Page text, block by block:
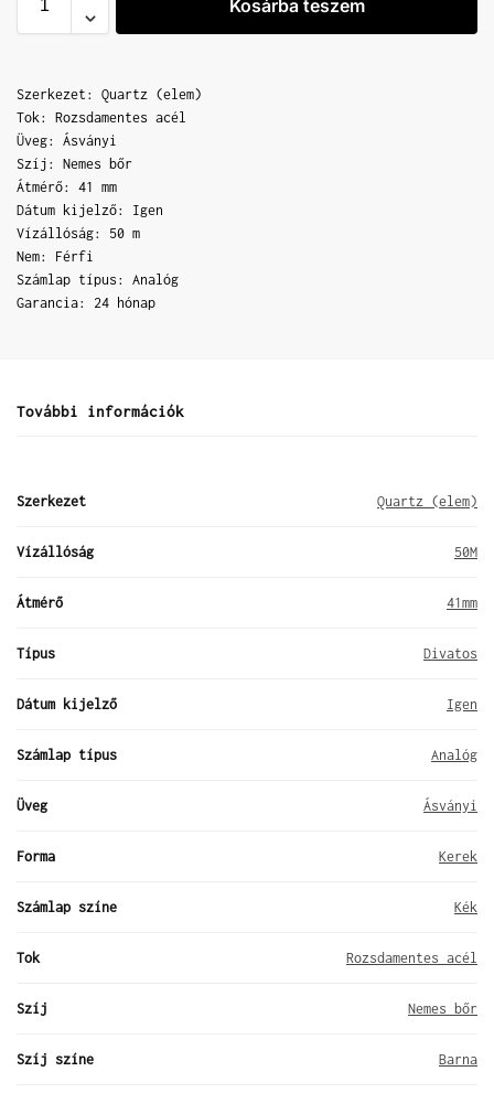
Kosárba teszem
Szerkezet: Quartz (elem)
Tok: Rozsdamentes acél
Üveg: Ásványi
Szíj: Nemes bőr
Átmérő: 41 mm
Dátum kijelző: Igen
Vízállóság: 50 m
Nem: Férfi
Számlap típus: Analóg
Garancia: 24 hónap
További információk
Szerkezet Quartz (elem)
Vízállóság 50M
Átmérő 41mm
Típus Divatos
Dátum kijelző Igen
Számlap típus Analóg
Üveg Ásványi
Forma Kerek
Számlap színe Kék
Tok Rozsdamentes acél
Szíj Nemes bőr
Szíj színe Barna